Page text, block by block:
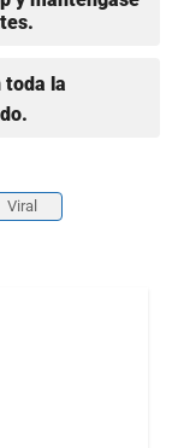
toda la
Viral